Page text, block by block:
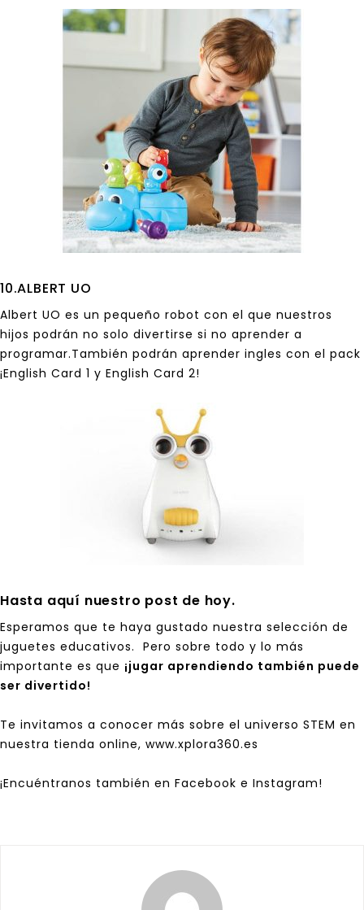
10.ALBERT UO
Albert UO es un pequeño robot con el que nuestros
hijos podrán no solo divertirse si no aprender a
programar.También podrán aprender ingles con el pack
¡English Card 1 y English Card 2!
Hasta aquí nuestro post de hoy.
Esperamos que te haya gustado nuestra selección de
juguetes educativos. Pero sobre todo y lo más
importante es que ¡jugar aprendiendo también puede
ser divertido!
Te invitamos a conocer más sobre el universo STEM en
nuestra tienda online, www.xplora360.es
¡Encuéntranos también en Facebook e Instagram!